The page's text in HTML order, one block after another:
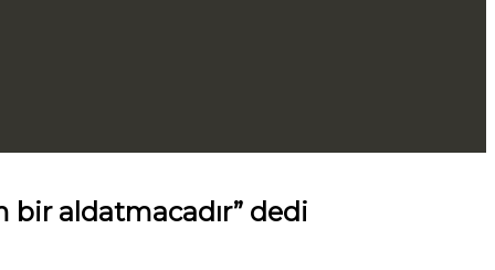
bir aldatmacadır” dedi